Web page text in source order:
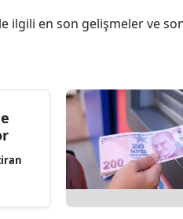
ilgili en son gelişmeler ve